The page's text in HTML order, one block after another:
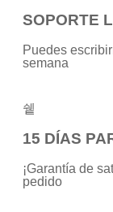
SOPORTE
Puedes
semana
15 DÍAS
¡Garantía de
pedido